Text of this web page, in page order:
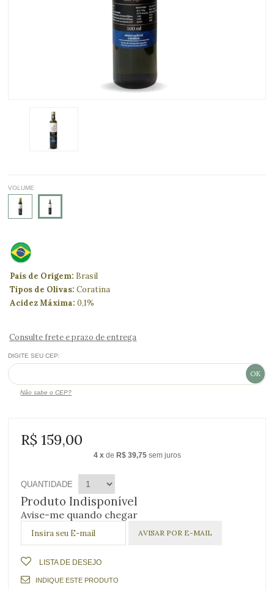
VOLUME
País de Origem: Brasil
Tipos de Olivas: Coratina
Acidez Máxima: 0,1%
Consulte frete e prazo de entrega
DIGITE SEU CEP:
Não sabe o CEP?
R$ 159,00
4 x de R$ 39,75 sem juros
QUANTIDADE
Produto Indisponível
Avise-me quando chegar
LISTA DE DESEJO
INDIQUE ESTE PRODUTO